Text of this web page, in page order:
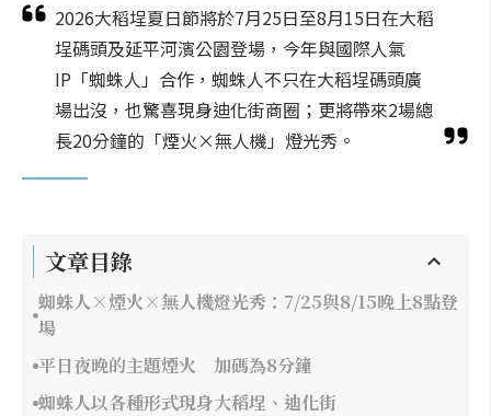
2026大稻埕夏日節將於7月25日至8月15日在大稻
埕碼頭及延平河濱公園登場，今年與國際人氣
IP「蜘蛛人」合作，蜘蛛人不只在大稻埕碼頭廣
場出沒，也驚喜現身迪化街商圈；更將帶來2場總
長20分鐘的「煙火×無人機」燈光秀。
文章目錄
蜘蛛人×煙火×無人機燈光秀：7/25與8/15晚上8點登
場
平日夜晚的主題煙火 加碼為8分鐘
蜘蛛人以各種形式現身大稻埕、迪化街